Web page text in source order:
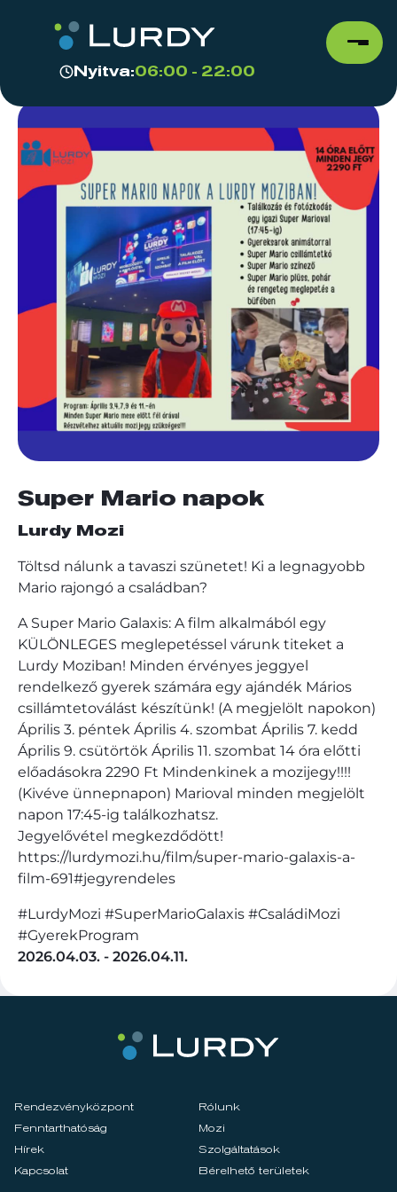
Nyitva:06:00 - 22:00
Super Mario napok
Lurdy Mozi
Töltsd nálunk a tavaszi szünetet! Ki a legnagyobb
Mario rajongó a családban?
A Super Mario Galaxis: A film alkalmából egy
KÜLÖNLEGES meglepetéssel várunk titeket a
Lurdy Moziban! Minden érvényes jeggyel
rendelkező gyerek számára egy ajándék Mários
csillámtetoválást készítünk! (A megjelölt napokon)
Április 3. péntek Április 4. szombat Április 7. kedd
Április 9. csütörtök Április 11. szombat 14 óra előtti
előadásokra 2290 Ft Mindenkinek a mozijegy!!!!
(Kivéve ünnepnapon) Marioval minden megjelölt
napon 17:45-ig találkozhatsz.
Jegyelővétel megkezdődött!
https://lurdymozi.hu/film/super-mario-galaxis-a-
film-691#jegyrendeles
#LurdyMozi #SuperMarioGalaxis #CsaládiMozi
#GyerekProgram
2026.04.03. - 2026.04.11.
Rendezvényközpont
Rólunk
Fenntarthatóság
Mozi
Hírek
Szolgáltatások
Kapcsolat
Bérelhető területek